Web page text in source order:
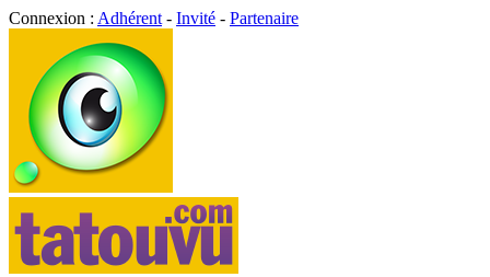
Connexion : Adhérent - Invité - Partenaire